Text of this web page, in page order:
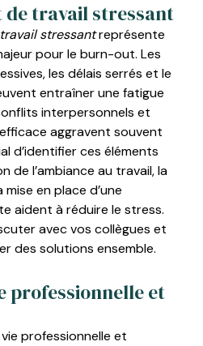
de travail stressant
stressantreprésente
pour le burn-out. Les
les délais serrés et le
entraîner une fatigue
interpersonnels et
aggravent souvent
d’identifier ces éléments
de l’ambiance au travail, la
en place d’une
aident à réduire le stress.
avec vos collègues et
des solutions ensemble.
professionnelle et
professionnelle et